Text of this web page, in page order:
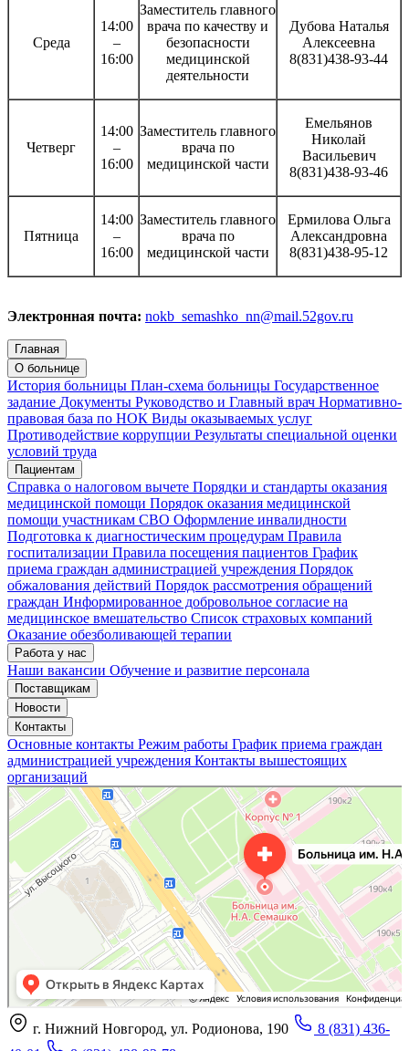
Среда
14:00
–
16:00
Заместитель главного
врача по качеству и
безопасности
медицинской
деятельности
Дубова Наталья
Алексеевна
8(831)438-93-44
Четверг
14:00
–
16:00
Заместитель главного
врача по
медицинской части
Емельянов
Николай
Васильевич
8(831)438-93-46
Пятница
14:00
–
16:00
Заместитель главного
врача по
медицинской части
Ермилова Ольга
Александровна
8(831)438-95-12
Электронная почта: nokb_semashko_nn@mail.52gov.ru
Главная
О больнице
История больницы План-схема больницы Государственное
задание Документы Руководство и Главный врач Нормативно-
правовая база по НОК Виды оказываемых услуг
Противодействие коррупции Результаты специальной оценки
условий труда
Пациентам
Справка о налоговом вычете Порядки и стандарты оказания
медицинской помощи Порядок оказания медицинской
помощи участникам СВО Оформление инвалидности
Подготовка к диагностическим процедурам Правила
госпитализации Правила посещения пациентов График
приема граждан администрацией учреждения Порядок
обжалования действий Порядок рассмотрения обращений
граждан Информированное добровольное согласие на
медицинское вмешательство Список страховых компаний
Оказание обезболивающей терапии
Работа у нас
Наши вакансии Обучение и развитие персонала
Поставщикам
Новости
Контакты
Основные контакты Режим работы График приема граждан
администрацией учреждения Контакты вышестоящих
организаций
«Нижегородская областная клиническая больница имени Н.А. Семашко»
Отделение больницы, госпиталя в Нижнем Новгороде
Больница для взрослых в Нижнем Новгороде
г. Нижний Новгород, ул. Родионова, 190
8 (831) 436-